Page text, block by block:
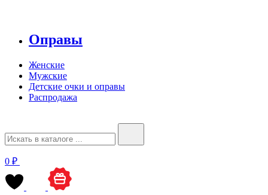
Оправы
Женские
Мужские
Детские очки и оправы
Распродажа
0 ₽